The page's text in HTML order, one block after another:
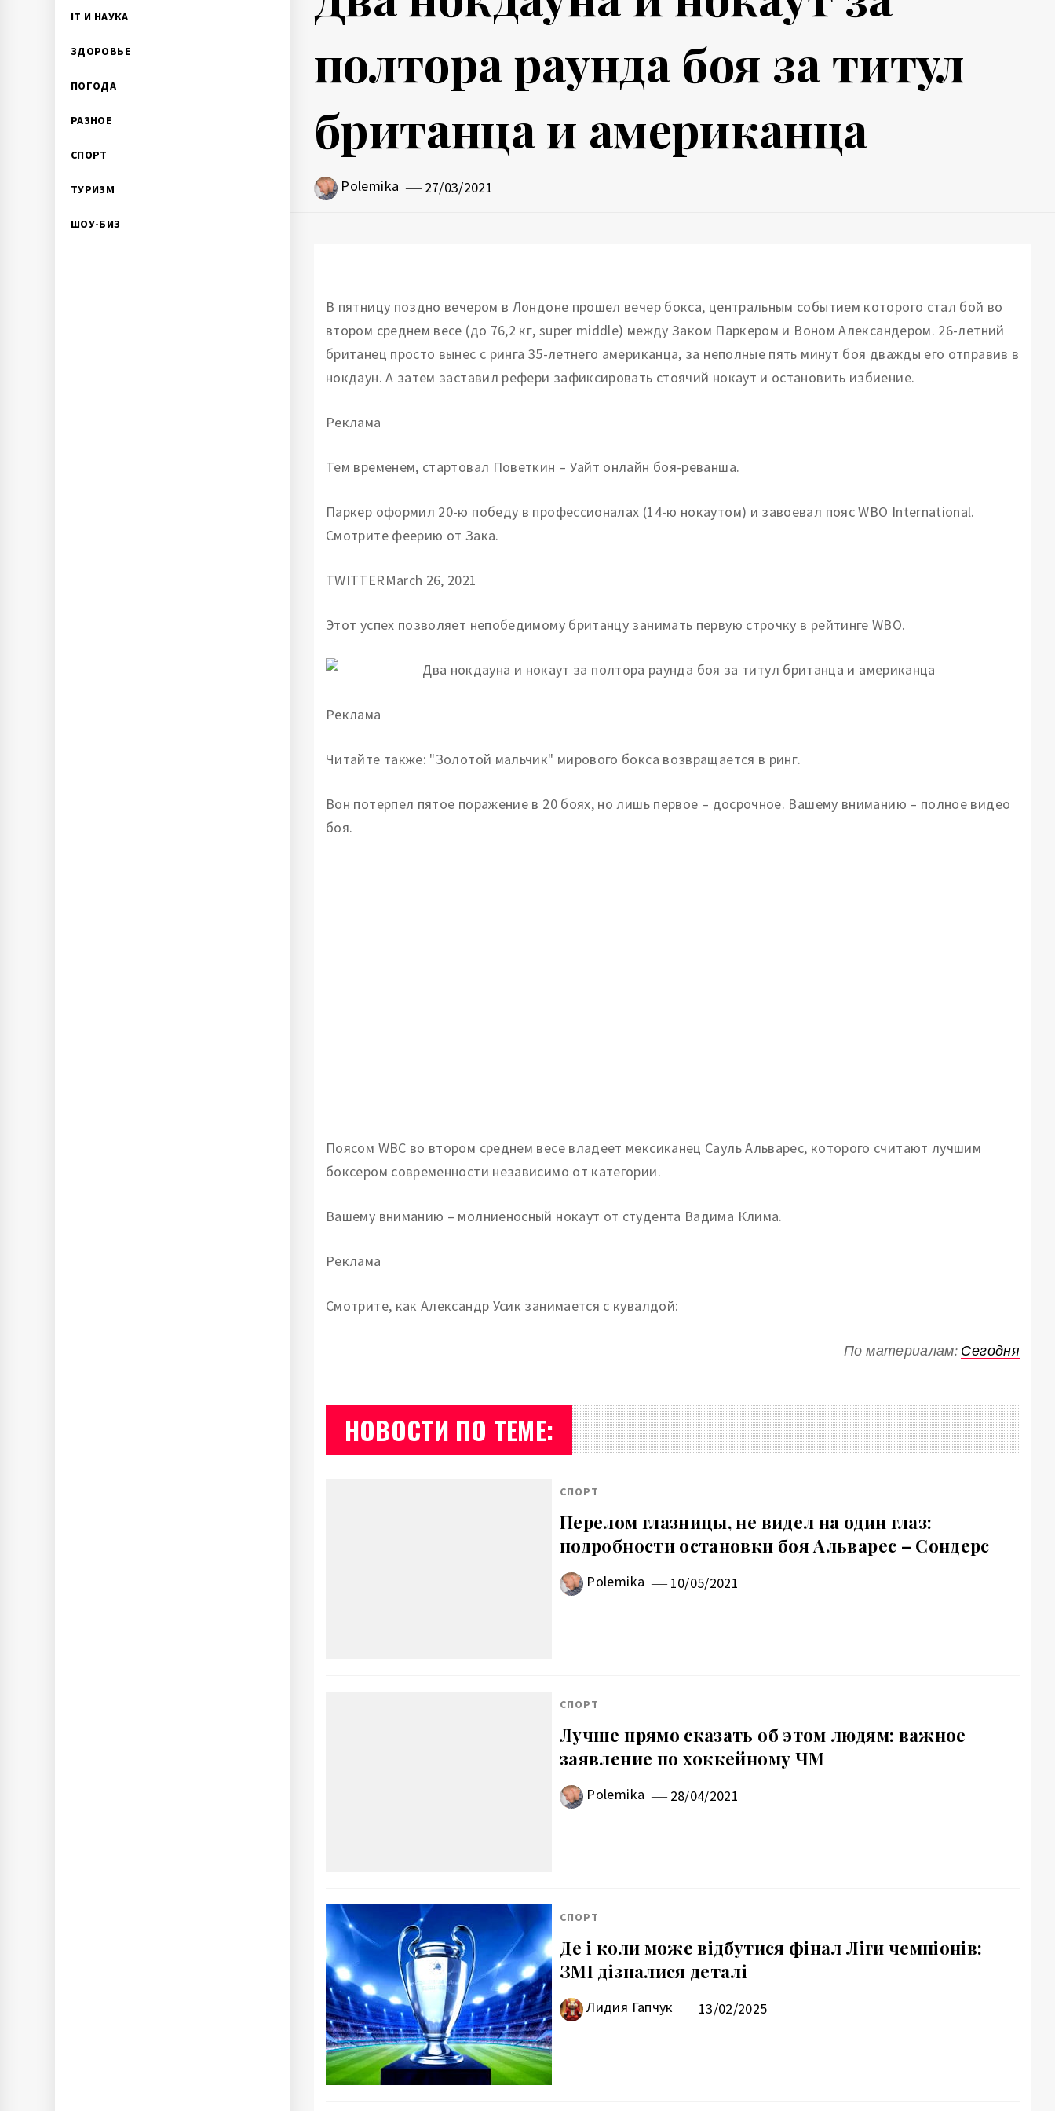
IT И НАУКА
ЗДОРОВЬЕ
ПОГОДА
РАЗНОЕ
СПОРТ
ТУРИЗМ
ШОУ-БИЗ
полтора раунда боя за титул
британца и американца
Polemika 27/03/2021
В пятницу поздно вечером в Лондоне прошел вечер бокса, центральным событием которого стал бой во
втором среднем весе (до 76,2 кг, super middle) между Заком Паркером и Воном Александером. 26-летний
британец просто вынес с ринга 35-летнего американца, за неполные пять минут боя дважды его отправив в
нокдаун. А затем заставил рефери зафиксировать стоячий нокаут и остановить избиение.
Реклама
Тем временем, стартовал Поветкин – Уайт онлайн боя-реванша.
Паркер оформил 20-ю победу в профессионалах (14-ю нокаутом) и завоевал пояс WBO International.
Смотрите феерию от Зака.
TWITTERMarch 26, 2021
Этот успех позволяет непобедимому британцу занимать первую строчку в рейтинге WBO.
Реклама
Читайте также: "Золотой мальчик" мирового бокса возвращается в ринг.
Вон потерпел пятое поражение в 20 боях, но лишь первое – досрочное. Вашему вниманию – полное видео
боя.
Поясом WBC во втором среднем весе владеет мексиканец Сауль Альварес, которого считают лучшим
боксером современности независимо от категории.
Вашему вниманию – молниеносный нокаут от студента Вадима Клима.
Реклама
Смотрите, как Александр Усик занимается с кувалдой:
По материалам: Сегодня
НОВОСТИ ПО ТЕМЕ:
СПОРТ
Перелом глазницы, не видел на один глаз:
подробности остановки боя Альварес – Сондерс
Polemika 10/05/2021
СПОРТ
Лучше прямо сказать об этом людям: важное
заявление по хоккейному ЧМ
Polemika 28/04/2021
СПОРТ
Де і коли може відбутися фінал Ліги чемпіонів:
ЗМІ дізналися деталі
Лидия Гапчук 13/02/2025